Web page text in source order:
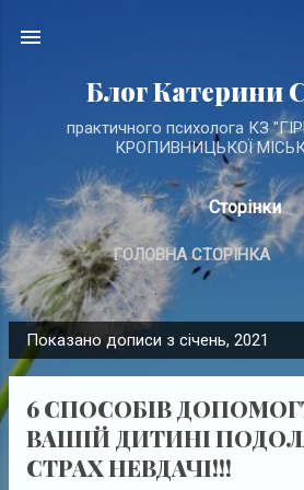
Блог Катерини
практичного психолога КЗ
КРОПИВНИЦЬКОЇ
Сторінки
ГОЛОВНА СТОРІНКА
П
у
Показано дописи з січень, 2021
6 СПОСОБІВ
ВАШІЙ ДИТИНІ
СТРАХ НЕВДАЧІ!!!